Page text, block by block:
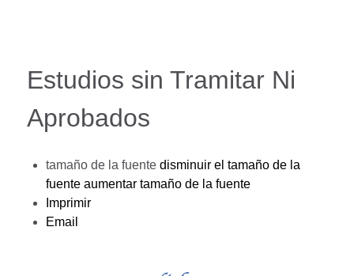
Estudios sin Tramitar Ni
Aprobados
tamaño de la fuente disminuir el tamaño de la
fuente aumentar tamaño de la fuente
Imprimir
Email